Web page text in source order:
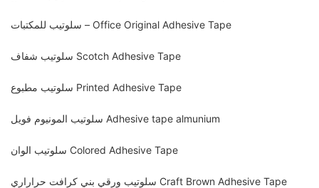
سلوتيب للمكتبات – Office Original Adhesive Tape
سلوتيب شفاف Scotch Adhesive Tape
سلوتيب مطبوع Printed Adhesive Tape
سلوتيب المونيوم فويل Adhesive tape almunium
سلوتيب الوان Colored Adhesive Tape
سلوتيب ورقي بني كرافت حراراري Craft Brown Adhesive Tape